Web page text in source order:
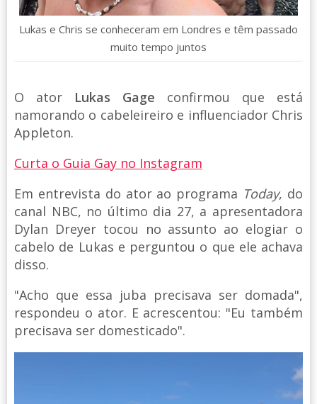
Lukas e Chris se conheceram em Londres e têm passado
muito tempo juntos
O ator Lukas Gage confirmou que está
namorando o cabeleireiro e influenciador Chris
Appleton.
Curta o Guia Gay no Instagram
Em entrevista do ator ao programa Today, do
canal NBC, no último dia 27, a apresentadora
Dylan Dreyer tocou no assunto ao elogiar o
cabelo de Lukas e perguntou o que ele achava
disso.
"Acho que essa juba precisava ser domada",
respondeu o ator. E acrescentou: "Eu também
precisava ser domesticado".